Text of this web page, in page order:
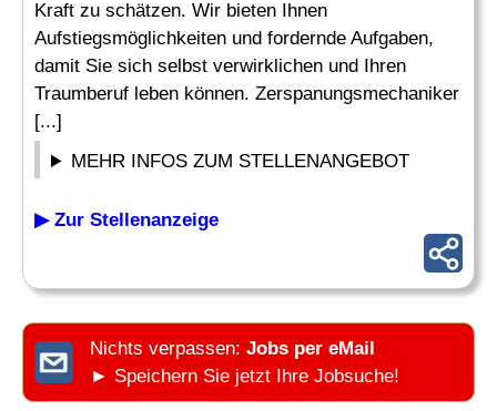
Kraft zu schätzen. Wir bieten Ihnen
Aufstiegsmöglichkeiten und fordernde Aufgaben,
damit Sie sich selbst verwirklichen und Ihren
Traumberuf leben können. Zerspanungsmechaniker
[...]
MEHR INFOS ZUM STELLENANGEBOT
▶ Zur Stellenanzeige
Nichts verpassen: Jobs per eMail
► Speichern Sie jetzt Ihre Jobsuche!